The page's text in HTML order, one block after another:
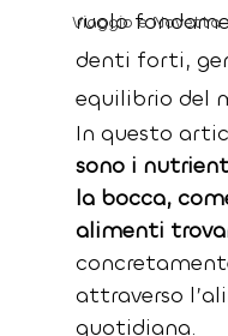
Viaggio e Navetta
ruolo
denti forti,
equilibrio del
In questo
sono i
la bocca,
alimenti
attraverso
quotidiana.